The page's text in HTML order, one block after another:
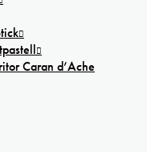
Caran d’Ache